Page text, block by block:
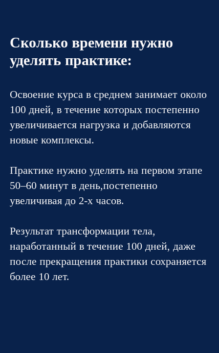
Сколько времени нужно
уделять практике:
Освоение курса в среднем занимает около
100 дней, в течение которых постепенно
увеличивается нагрузка и добавляются
новые комплексы.
Практике нужно уделять на первом этапе
50–60 минут в день,постепенно
увеличивая до 2-х часов.
Результат трансформации тела,
наработанный в течение 100 дней, даже
после прекращения практики сохраняется
более 10 лет.